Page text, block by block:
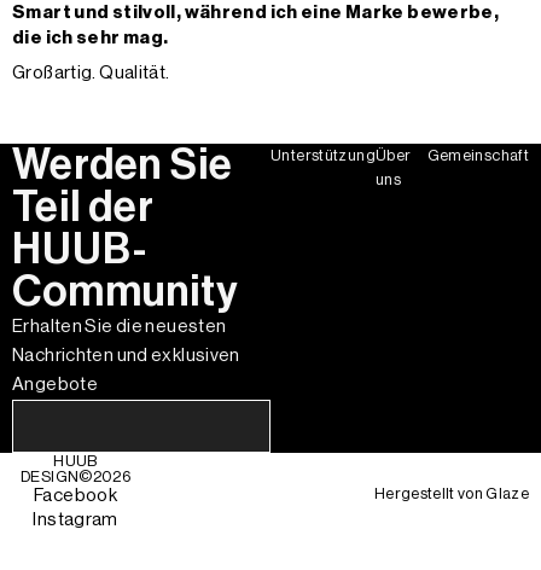
Smart und stilvoll, während ich eine Marke bewerbe,
die ich sehr mag.
Großartig. Qualität.
Werden Sie
Teil der
HUUB-
Community
Erhalten Sie die neuesten
Nachrichten und exklusiven
Angebote
UnterstützungÜber
uns
Gemeinschaft
HUUB
DESIGN©2026
Facebook
Instagram
Hergestellt vonGlaze